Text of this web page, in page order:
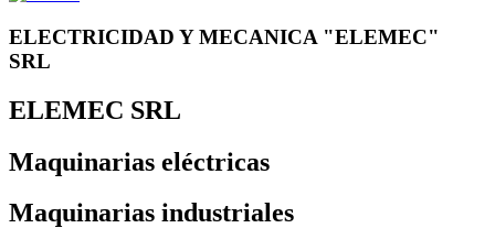
ELECTRICIDAD Y MECANICA "ELEMEC"
SRL
ELEMEC SRL
Maquinarias eléctricas
Maquinarias industriales